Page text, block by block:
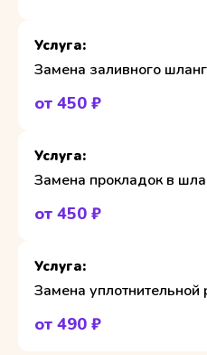
Замена заливного
от 450 ₽
Замена прокладок в
от 450 ₽
Замена уплотнительной
от 490 ₽